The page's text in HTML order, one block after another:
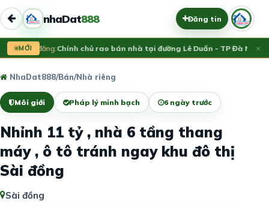
nhaDat888 Đăng tin
MỚI
Vừa đăng:Chính chủ rao bán nhà tại đường Lê Duẩn - TP Đà Nẵng;
×
NhaDat888/Bán/Nhà riêng
Môi giới Pháp lý minh bạch 6 ngày trước
Nhỉnh 11 tỷ , nhà 6 tầng thang
máy , ô tô tránh ngay khu đô thị
Sài đồng
Sài đồng